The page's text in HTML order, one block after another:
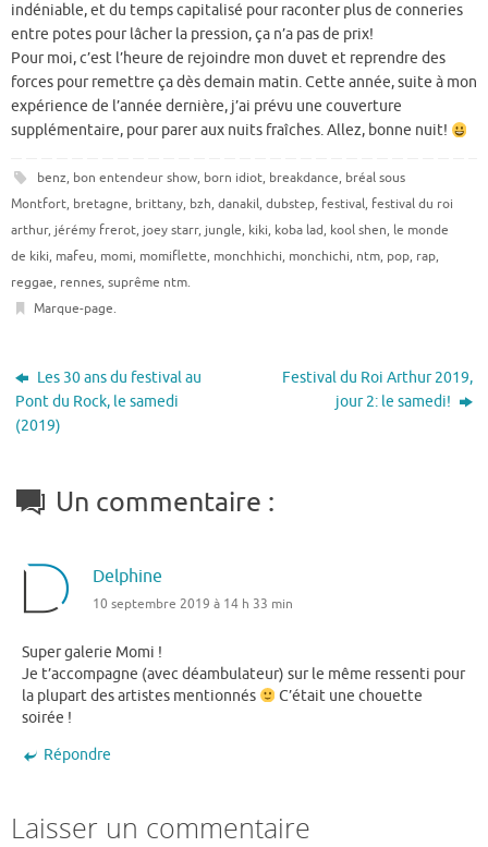
indéniable, et du temps capitalisé pour raconter plus de conneries
entre potes pour lâcher la pression, ça n’a pas de prix!
Pour moi, c’est l’heure de rejoindre mon duvet et reprendre des
forces pour remettre ça dès demain matin. Cette année, suite à mon
expérience de l’année dernière, j’ai prévu une couverture
supplémentaire, pour parer aux nuits fraîches. Allez, bonne nuit!
benz, bon entendeur show, born idiot, breakdance, bréal sous
Montfort, bretagne, brittany, bzh, danakil, dubstep, festival, festival du roi
arthur, jérémy frerot, joey starr, jungle, kiki, koba lad, kool shen, le monde
de kiki, mafeu, momi, momiflette, monchhichi, monchichi, ntm, pop, rap,
reggae, rennes, suprême ntm.
Marque-page.
Les 30 ans du festival au
Pont du Rock, le samedi
(2019)
Festival du Roi Arthur 2019,
jour 2: le samedi!
Un commentaire :
Delphine
10 septembre 2019 à 14 h 33 min
Super galerie Momi !
Je t’accompagne (avec déambulateur) sur le même ressenti pour
la plupart des artistes mentionnés
C’était une chouette
soirée !
Répondre
Laisser un commentaire